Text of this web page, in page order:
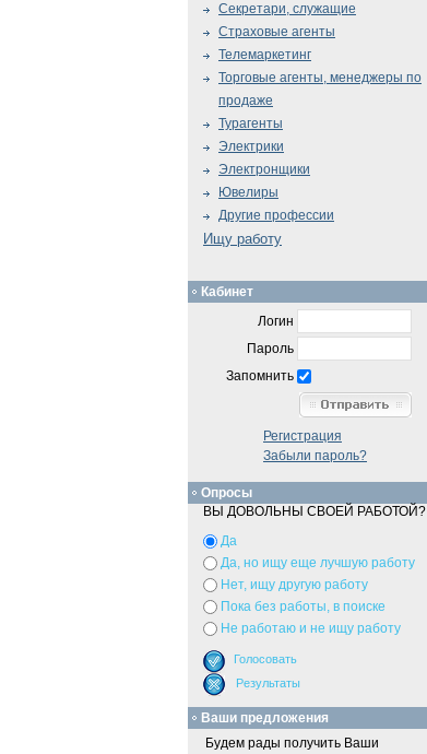
Секретари, служащие
Страховые агенты
Телемаркетинг
Торговые агенты, менеджеры по
продаже
Турагенты
Электрики
Электронщики
Ювелиры
Другие профессии
Ищу работу
Кабинет
Логин
Пароль
Запомнить
Регистрация
Забыли пароль?
Опросы
ВЫ ДОВОЛЬНЫ СВОЕЙ РАБОТОЙ?
Да
Да, но ищу еще лучшую работу
Нет, ищу другую работу
Пока без работы, в поиске
Не работаю и не ищу работу
Ваши предложения
Будем рады получить Ваши